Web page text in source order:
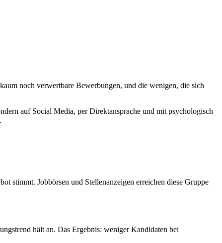
noch verwertbare Bewerbungen, und die wenigen, die sich
auf Social Media, per Direktansprache und mit psychologisch
stimmt. Jobbörsen und Stellenanzeigen erreichen diese Gruppe
hält an. Das Ergebnis: weniger Kandidaten bei